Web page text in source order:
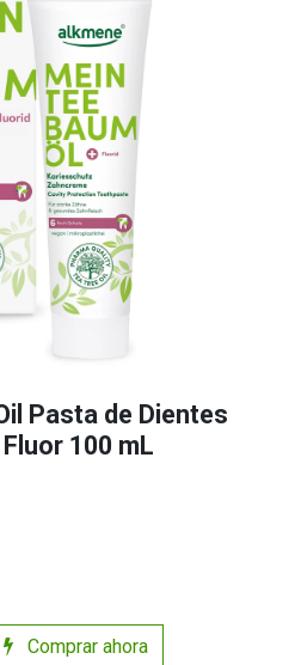
Pasta de Dientes
100 mL
Comprar ahora